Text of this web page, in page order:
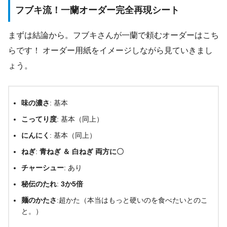
フブキ流！一蘭オーダー完全再現シート
まずは結論から。フブキさんが一蘭で頼むオーダーはこち
らです！ オーダー用紙をイメージしながら見ていきまし
ょう。
味の濃さ: 基本
こってり度: 基本（同上）
にんにく : 基本（同上）
ねぎ: 青ねぎ ＆ 白ねぎ 両方に〇
チャーシュー: あり
秘伝のたれ: 3か5倍
麺のかたさ:超かた（本当はもっと硬いのを食べたいとのこ
と。）